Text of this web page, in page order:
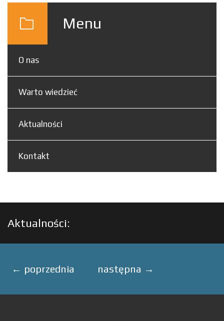
Menu
O nas
Warto wiedzieć
Aktualności
Kontakt
Aktualności:
← poprzednia następna →